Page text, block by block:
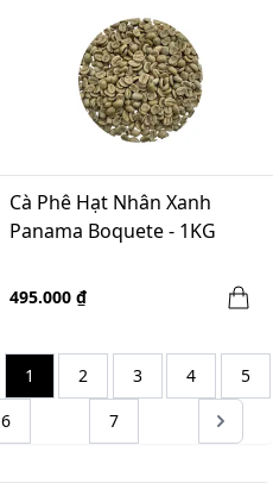
Cà Phê Hạt Nhân Xanh
Panama Boquete - 1KG
495.000 ₫
1 2 3 4
5
6
7